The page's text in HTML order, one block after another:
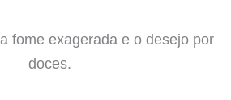
fome exagerada e o desejo por
doces.